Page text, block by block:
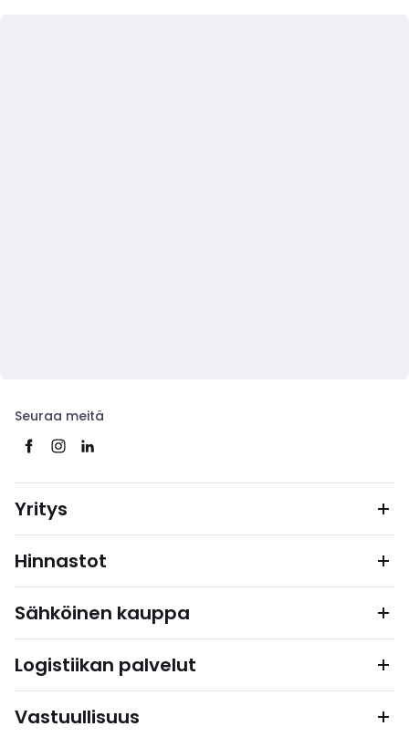
Seuraa meitä
Yritys
Hinnastot
Sähköinen kauppa
Logistiikan palvelut
Vastuullisuus